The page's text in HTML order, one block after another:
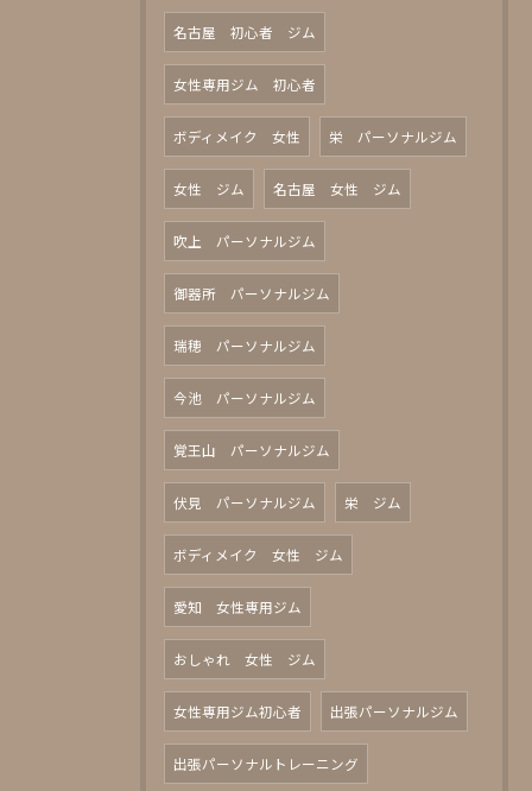
名古屋 初心者 ジム
女性専用ジム 初心者
ボディメイク 女性 栄 パーソナルジム
女性 ジム 名古屋 女性 ジム
吹上 パーソナルジム
御器所 パーソナルジム
瑞穂 パーソナルジム
今池 パーソナルジム
覚王山 パーソナルジム
伏見 パーソナルジム 栄 ジム
ボディメイク 女性 ジム
愛知 女性専用ジム
おしゃれ 女性 ジム
女性専用ジム初心者 出張パーソナルジム
出張パーソナルトレーニング